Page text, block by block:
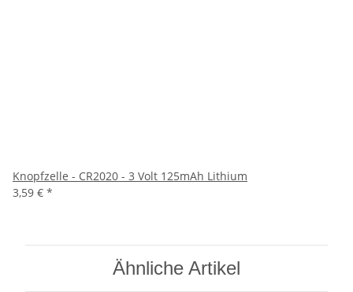
Knopfzelle - CR2020 - 3 Volt 125mAh Lithium
3,59 € *
Ähnliche Artikel